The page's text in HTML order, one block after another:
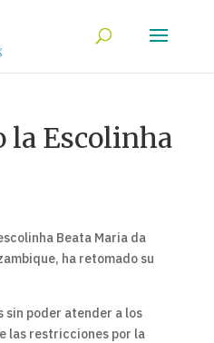
la Escolinha
Beata Maria da
ha retomado su
sin poder atender a los
las restricciones por la